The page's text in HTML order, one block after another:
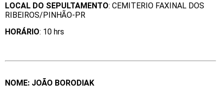
LOCAL DO SEPULTAMENTO: CEMITERIO FAXINAL DOS
RIBEIROS/PINHÃO-PR
HORÁRIO: 10 hrs
NOME: JOÃO BORODIAK